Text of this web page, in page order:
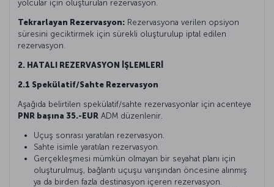
yolcular için oluşturulan rezervasyon.
Tekrarlayan Rezervasyon: Rezervasyona verilen opsiyon
süresini geciktirmek için sürekli oluşturulup iptal edilen
rezervasyon.
2. HATALI REZERVASYON İŞLEMLERİ
2.1 Spekülatif/Sahte Rezervasyon
Aşağıda belirtilen spekülatif/sahte rezervasyonlar için acenteye
PNR başına 35.-EUR ADM düzenlenir.
Uçuş sonrası yaratılan rezervasyon.
Sahte isimle yaratılan rezervasyon.
Gerçekleşmesi mümkün olmayan bir seyahat planı için
oluşturulmuş, bağlantı uçuşu varışından öncesine alınmış
ya da birden fazla destinasyon içeren rezervasyon.